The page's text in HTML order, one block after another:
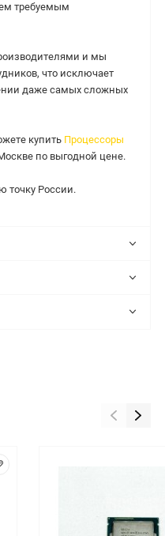
требуемым
и мы
что исключает
даже самых сложных
купить Процессоры
по выгодной цене.
точку России.